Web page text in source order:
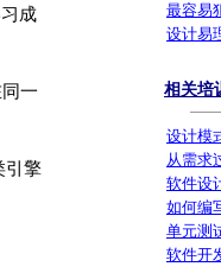
成
一
引擎
最容易
设计易
相关培
设计模
从需求
软件设
如何编
单元测
软件开